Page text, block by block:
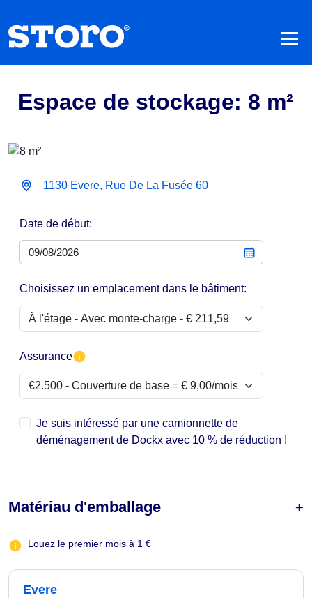
Espace de stockage: 8 m²
1130 Evere, Rue De La Fusée 60
Date de début:
Choisissez un emplacement dans le bâtiment:
Assurance
Je suis intéressé par une camionnette de
déménagement de Dockx avec 10 % de réduction !
Matériau d'emballage
Louez le premier mois à 1 €
Evere